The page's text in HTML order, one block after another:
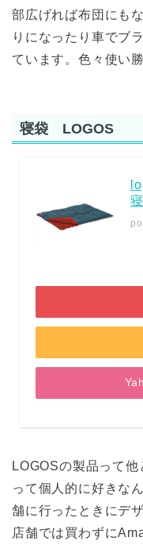
部広げれば布団にも
りになったり車でブ
ています。色々使い
寝袋 LOGOS
LOGOSの製品って
って個人的に好きな
舗に行ったときにデ
店舗では買わずに